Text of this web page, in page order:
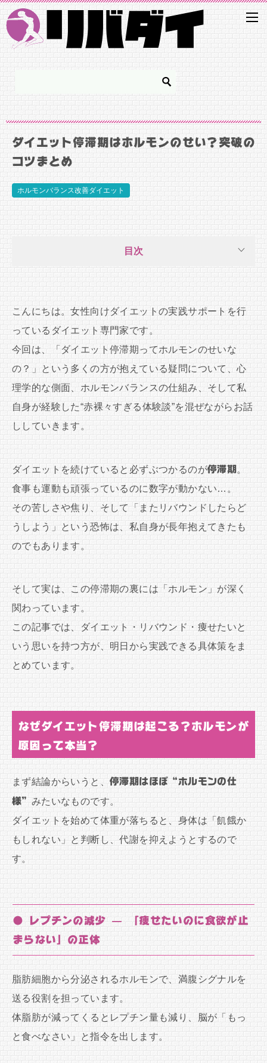
ダイエット停滞期はホルモンのせい？突破の
コツまとめ
ホルモンバランス改善ダイエット
目次
こんにちは。女性向けダイエットの実践サポートを行
っているダイエット専門家です。
今回は、「ダイエット停滞期ってホルモンのせいな
の？」という多くの方が抱えている疑問について、心
理学的な側面、ホルモンバランスの仕組み、そして私
自身が経験した“赤裸々すぎる体験談”を混ぜながらお話
ししていきます。
ダイエットを続けていると必ずぶつかるのが停滞期 。
食事も運動も頑張っているのに数字が動かない…。
その苦しさや焦り、そして「またリバウンドしたらど
うしよう」という恐怖は、私自身が長年抱えてきたも
のでもあります。
そして実は、この停滞期の裏には「ホルモン」が深く
関わっています。
この記事では、ダイエット・リバウンド・痩せたいと
いう思いを持つ方が、明日から実践できる具体策をま
とめています。
なぜダイエット停滞期は起こる？ホルモンが
原因って本当？
まず結論からいうと、 停滞期はほぼ“ホルモンの仕
様” みたいなものです。
ダイエットを始めて体重が落ちると、身体は「飢餓か
もしれない」と判断し、代謝を抑えようとするので
す。
● レプチンの減少 — 「痩せたいのに食欲が止
まらない」の正体
脂肪細胞から分泌されるホルモンで、満腹シグナルを
送る役割を担っています。
体脂肪が減ってくるとレプチン量も減り、脳が「もっ
と食べなさい」と指令を出します。